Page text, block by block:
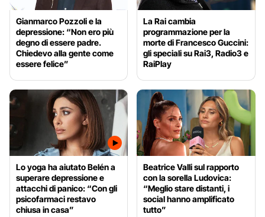
Gianmarco Pozzoli e la
depressione: “Non ero più
degno di essere padre.
Chiedevo alla gente come
essere felice”
La Rai cambia
programmazione per la
morte di Francesco Guccini:
gli speciali su Rai3, Radio3 e
RaiPlay
Lo yoga ha aiutato Belén a
superare depressione e
attacchi di panico: “Con gli
psicofarmaci restavo
chiusa in casa”
Beatrice Valli sul rapporto
con la sorella Ludovica:
“Meglio stare distanti, i
social hanno amplificato
tutto”